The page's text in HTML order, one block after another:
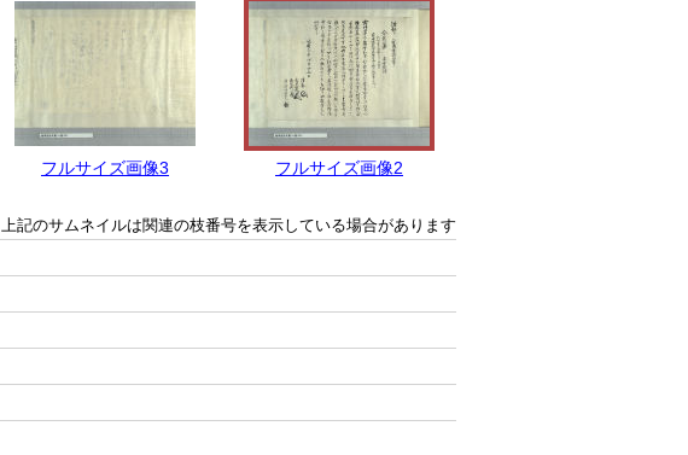
フルサイズ画像3 フルサイズ画像2
上記のサムネイルは関連の枝番号を表示している場合があります